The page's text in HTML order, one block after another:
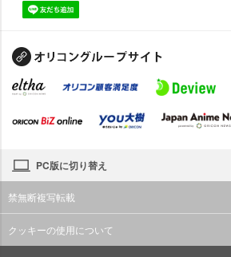
PC版に切り替え
禁無断複写転載
クッキーの使用について